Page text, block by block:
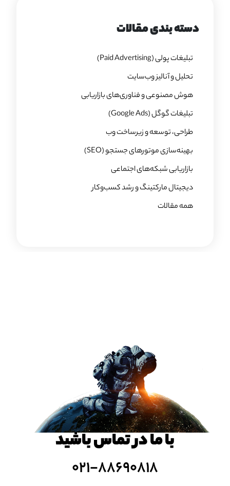
دسته بندی مقالات
تبلیغات پولی (Paid Advertising)
تحلیل و آنالیز وب‌سایت
هوش مصنوعی و فناوری‌های بازاریابی
تبلیغات گوگل (Google Ads)
طراحی، توسعه و زیرساخت وب
بهینه‌سازی موتورهای جستجو (SEO)
بازاریابی شبکه‌های اجتماعی
دیجیتال مارکتینگ و رشد کسب‌وکار
همه مقالات
با ما در تماس باشید
۰۲۱-۸۸۶۹۰۸۱۸